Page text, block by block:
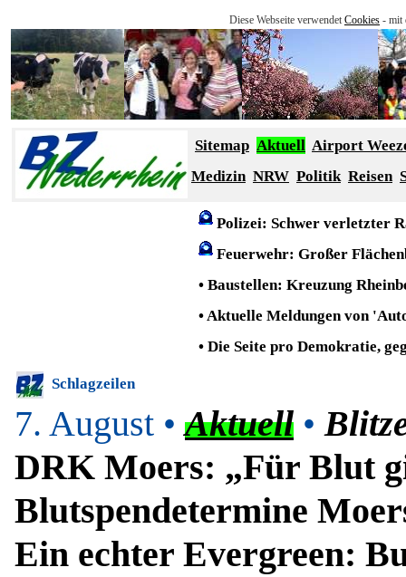
Diese Webseite verwendet Cookies - mit
Sitemap Aktuell Airport
Medizin NRW Politik Reisen
Polizei: Schwer verletzter
Feuerwehr: Großer
• Baustellen: Kreuzung
•Aktuelle Meldungen von
• Die Seite pro Demokratie,
Schlagzeilen
7. August •Aktuell •
DRK Moers: „Für Blut
Blutspendetermine
Ein echter Evergreen: